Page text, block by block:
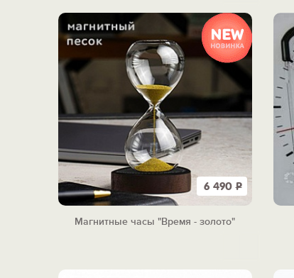
6 490Р
Магнитные часы "Время - золото"